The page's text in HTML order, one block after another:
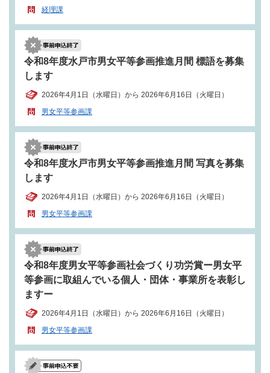
経理課
令和8年度水戸市男女平等参画推進月間 標語を募集
します
2026年4月1日（水曜日）から 2026年6月16日（火曜日）
男女平等参画課
令和8年度水戸市男女平等参画推進月間 写真を募集
します
2026年4月1日（水曜日）から 2026年6月16日（火曜日）
男女平等参画課
令和8年度男女平等参画社会づくり功労賞ー男女平
等参画に取組んでいる個人・団体・事業所を表彰し
ますー
2026年4月1日（水曜日）から 2026年6月16日（火曜日）
男女平等参画課